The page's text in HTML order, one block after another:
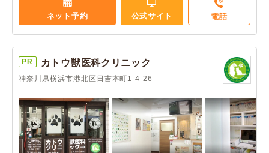
ネット予約 公式サイト 電話
PR カトウ獣医科クリニック
神奈川県横浜市港北区日吉本町1-4-26